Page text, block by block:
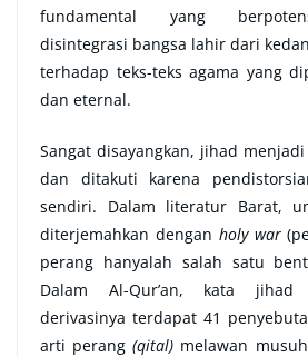
fundamental yang
disintegrasi bangsa lahir dari
terhadap teks-teks agama yang
dan eternal.
Sangat disayangkan, jihad
dan ditakuti karena
sendiri. Dalam literatur Barat,
diterjemahkan dengan holy war
perang hanyalah salah satu
Dalam Al-Qur’an, kata jihad
derivasinya terdapat 41
arti perang(qital) melawan